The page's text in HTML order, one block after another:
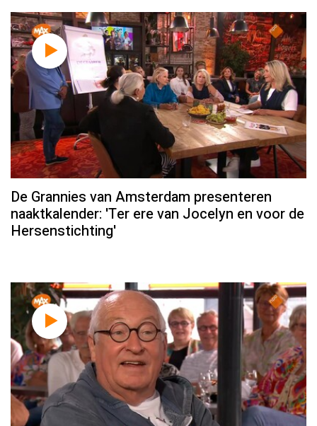
De Grannies van Amsterdam presenteren
naaktkalender: 'Ter ere van Jocelyn en voor de
Hersenstichting'